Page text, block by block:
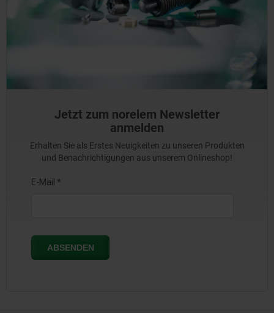
Jetzt zum norelem Newsletter
anmelden
Erhalten Sie als Erstes Neuigkeiten zu unseren Produkten
und Benachrichtigungen aus unserem Onlineshop!